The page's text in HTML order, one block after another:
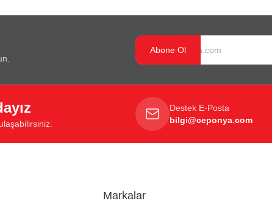
Abone Ol
Destek E-Posta
bilgi@ceponya.com
Markalar